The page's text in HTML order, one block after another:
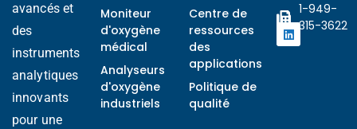
avancés et
des
instruments
analytiques
innovants
pour une
Moniteur
d'oxygène
médical
Analyseurs
d'oxygène
industriels
Centre de
ressources
des
applications
Politique de
qualité
1-949-
315-3622